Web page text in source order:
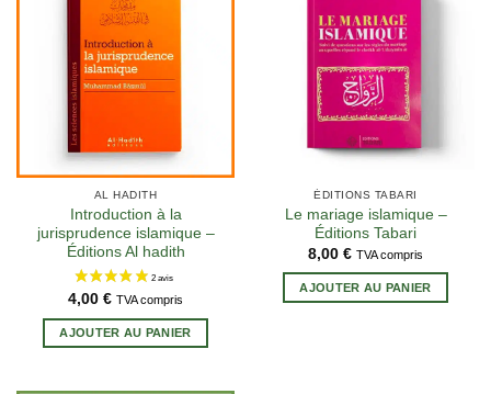
AL HADITH
Introduction à la
jurisprudence islamique –
Éditions Al hadith
4,00 € TVA compris
AJOUTER AU PANIER
ÉDITIONS TABARI
Le mariage islamique –
Éditions Tabari
8,00 € TVA compris
AJOUTER AU PANIER